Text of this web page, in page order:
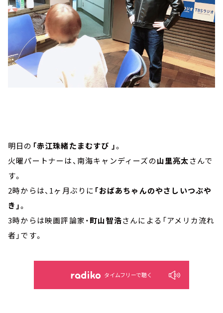
明日の 「赤江珠緒たまむすび 」。
火曜パートナーは、南海キャンディーズの山里亮太さんで
す。
2時からは、1ヶ月ぶりに 「おばあちゃんのやさしいつぶや
き」。
3時からは映画評論家・町山智浩さんによる「アメリカ流れ
者」です。
タイムフリーで聴く